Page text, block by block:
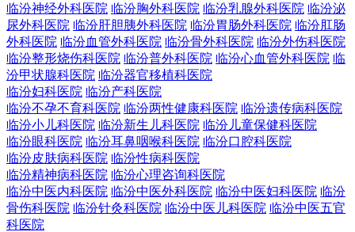
临汾神经外科医院 临汾胸外科医院 临汾乳腺外科医院 临汾泌
尿外科医院 临汾肝胆胰外科医院 临汾胃肠外科医院 临汾肛肠
外科医院 临汾血管外科医院 临汾骨外科医院 临汾外伤科医院
临汾整形烧伤科医院 临汾普外科医院 临汾心血管外科医院 临
汾甲状腺科医院 临汾器官移植科医院
临汾妇科医院 临汾产科医院
临汾不孕不育科医院 临汾两性健康科医院 临汾遗传病科医院
临汾小儿科医院 临汾新生儿科医院 临汾儿童保健科医院
临汾眼科医院 临汾耳鼻咽喉科医院 临汾口腔科医院
临汾皮肤病科医院 临汾性病科医院
临汾精神病科医院 临汾心理咨询科医院
临汾中医内科医院 临汾中医外科医院 临汾中医妇科医院 临汾
骨伤科医院 临汾针灸科医院 临汾中医儿科医院 临汾中医五官
科医院